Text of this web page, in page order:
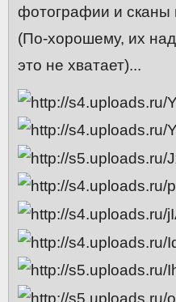
фотографии и сканы
(По-хорошему, их
это не хватает)...